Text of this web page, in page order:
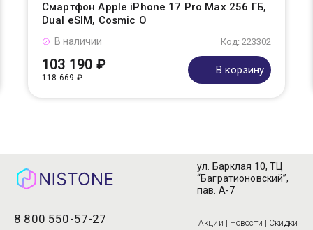
Смартфон Apple iPhone 17 Pro Max 256 ГБ,
Dual eSIM, Cosmic O
Код: 223302
В наличии
103 190 ₽
118 669 ₽
В корзину
8 800 550-57-27
ул. Барклая 10, ТЦ
“Багратионовский”,
пав. А-7
Акции | Новости | Скидки